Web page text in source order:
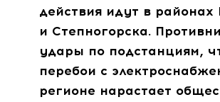
действия идут в районах
и Степногорска.
удары по подстанциям,
перебои с
регионе нарастает